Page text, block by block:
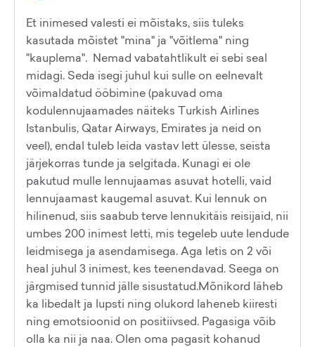
Et inimesed valesti ei mõistaks, siis tuleks
kasutada mõistet "mina" ja "võitlema" ning
"kauplema". Nemad vabatahtlikult ei sebi seal
midagi. Seda isegi juhul kui sulle on eelnevalt
võimaldatud ööbimine (pakuvad oma
kodulennujaamades näiteks Turkish Airlines
Istanbulis, Qatar Airways, Emirates ja neid on
veel), endal tuleb leida vastav lett ülesse, seista
järjekorras tunde ja selgitada. Kunagi ei ole
pakutud mulle lennujaamas asuvat hotelli, vaid
lennujaamast kaugemal asuvat. Kui lennuk on
hilinenud, siis saabub terve lennukitäis reisijaid, nii
umbes 200 inimest letti, mis tegeleb uute lendude
leidmisega ja asendamisega. Aga letis on 2 või
heal juhul 3 inimest, kes teenendavad. Seega on
järgmised tunnid jälle sisustatud.Mõnikord läheb
ka libedalt ja lupsti ning olukord laheneb kiiresti
ning emotsioonid on positiivsed. Pagasiga võib
olla ka nii ja naa. Olen oma pagasit kohanud